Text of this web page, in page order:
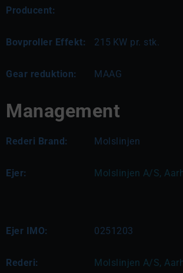
Producent:
Bovproller Effekt: 215 KW pr. stk.
Gear reduktion: MAAG
Management
Rederi Brand: Molslinjen
Ejer: Molslinjen A/S,
Ejer IMO: 0251203
Rederi: Molslinjen A/S,